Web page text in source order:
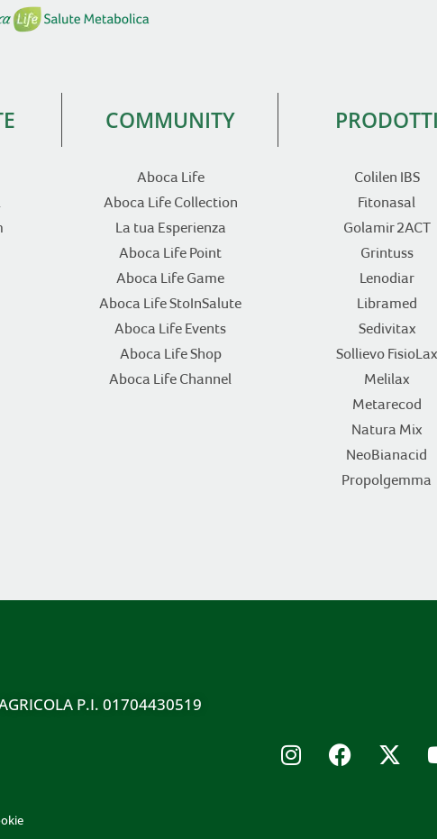
COMMUNITY
Aboca Life
Aboca Life Collection
La tua Esperienza
Aboca Life Point
Aboca Life Game
Aboca Life StoInSalute
Aboca Life Events
Aboca Life Shop
Aboca Life Channel
Colilen IBS
Fitonasal
Golamir 2ACT
Grintuss
Lenodiar
Libramed
Sedivitax
Sollievo FisioLax
Melilax
Metarecod
Natura Mix
NeoBianacid
Propolgemma
P.I. 01704430519